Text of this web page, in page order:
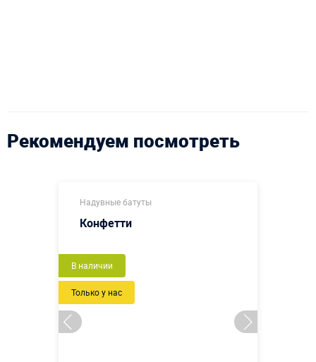
Рекомендуем посмотреть
Надувные батуты
Конфетти
Новый
Только у нас
В наличии